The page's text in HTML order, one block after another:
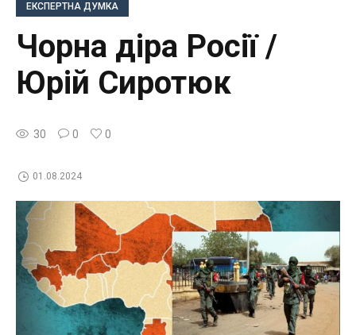
ЕКСПЕРТНА ДУМКА
Чорна діра Росії /
Юрій Сиротюк
30 0 0
01.08.2024